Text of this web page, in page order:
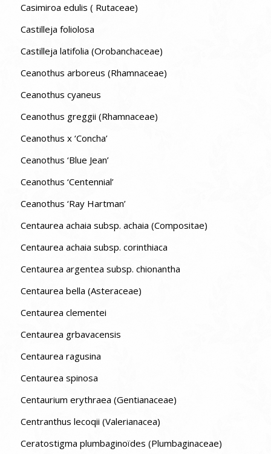
Casimiroa edulis ( Rutaceae)
Castilleja foliolosa
Castilleja latifolia (Orobanchaceae)
Ceanothus arboreus (Rhamnaceae)
Ceanothus cyaneus
Ceanothus greggii (Rhamnaceae)
Ceanothus x ‘Concha’
Ceanothus ‘Blue Jean’
Ceanothus ‘Centennial’
Ceanothus ‘Ray Hartman’
Centaurea achaia subsp. achaia (Compositae)
Centaurea achaia subsp. corinthiaca
Centaurea argentea subsp. chionantha
Centaurea bella (Asteraceae)
Centaurea clementei
Centaurea grbavacensis
Centaurea ragusina
Centaurea spinosa
Centaurium erythraea (Gentianaceae)
Centranthus lecoqii (Valerianacea)
Ceratostigma plumbaginoïdes (Plumbaginaceae)